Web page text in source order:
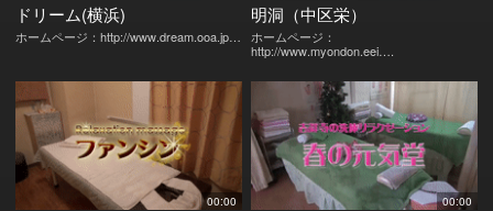
ドリーム(横浜)
ホームページ：http://www.dream.ooa.jp…
明洞（中区栄）
ホームページ：
http://www.myondon.eei….
00:00 00:00